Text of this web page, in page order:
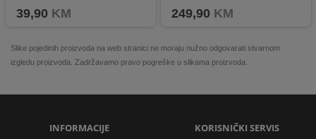
39,90 KM 249,90 KM
Slike pojedinih proizvoda na web stranici ne moraju nužno odgovarati stvarnom
izgledu proizvoda. Zadržavamo pravo pogreške u slikama proizvoda.
INFORMACIJE KORISNIČKI SERVIS